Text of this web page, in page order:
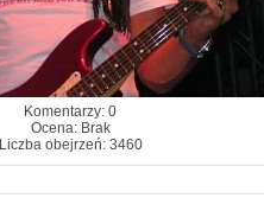
Komentarzy: 0
Ocena: Brak
Liczba obejrzeń: 3460